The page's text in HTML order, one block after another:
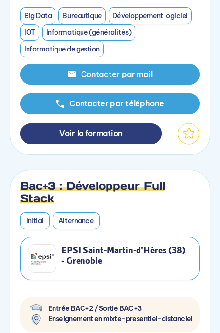
Big Data Bureautique
Développement logiciel
IOT
Informatique (généralités)
Informatique de gestion
Contacter par mail
Contacter par téléphone
Voir la formation
Bac+3 : Développeur Full
Stack
Initial Alternance
EPSI Saint-Martin-d'Hères (38)
- Grenoble
Entrée BAC+2 / Sortie BAC+3
Enseignement en mixte-presentiel-distanciel